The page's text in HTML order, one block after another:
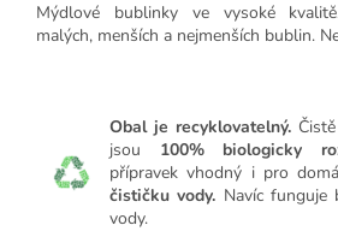
Mýdlové bublinky ve vysoké
malých, menších a nejmenších bublin.
Obal je recyklovatelný.
jsou 100% biologicky
přípravek vhodný i pro
čističku vody. Navíc
vody.